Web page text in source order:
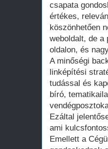
csapata
értékes,
köszönhetően
weboldalt, de
oldalon, és
A minőségi
linképítési
tudással és
bíró,
Ezáltal
ami
Emellett a